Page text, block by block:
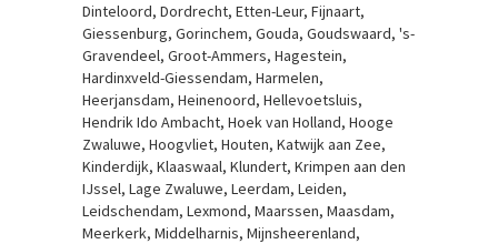
Dinteloord, Dordrecht, Etten-Leur, Fijnaart,
Giessenburg, Gorinchem, Gouda, Goudswaard, 's-
Gravendeel, Groot-Ammers, Hagestein,
Hardinxveld-Giessendam, Harmelen,
Heerjansdam, Heinenoord, Hellevoetsluis,
Hendrik Ido Ambacht, Hoek van Holland, Hooge
Zwaluwe, Hoogvliet, Houten, Katwijk aan Zee,
Kinderdijk, Klaaswaal, Klundert, Krimpen aan den
IJssel, Lage Zwaluwe, Leerdam, Leiden,
Leidschendam, Lexmond, Maarssen, Maasdam,
Meerkerk, Middelharnis, Mijnsheerenland,